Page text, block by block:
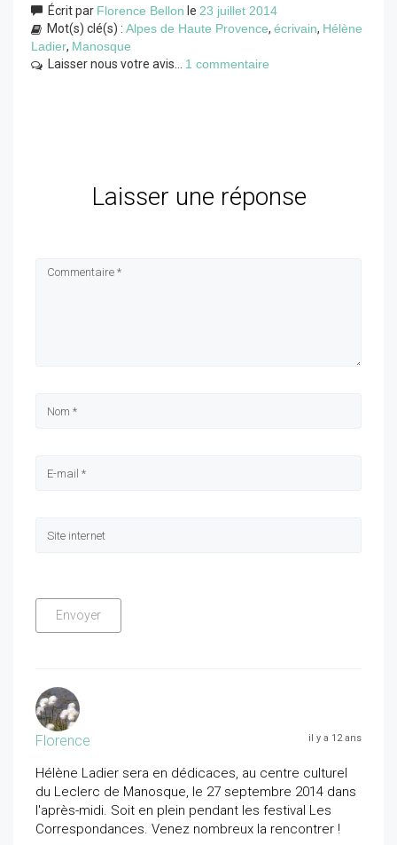
Écrit par Florence Bellon le 23 juillet 2014
Mot(s) clé(s) : Alpes de Haute Provence, écrivain, Hélène
Ladier, Manosque
Laisser nous votre avis... 1 commentaire
Laisser une réponse
Florence il y a 12 ans
Hélène Ladier sera en dédicaces, au centre culturel
du Leclerc de Manosque, le 27 septembre 2014 dans
l'après-midi. Soit en plein pendant les festival Les
Correspondances. Venez nombreux la rencontrer !